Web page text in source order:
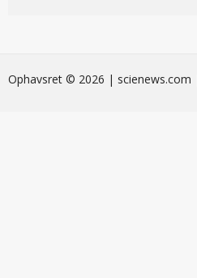
Ophavsret © 2026 | scienews.com